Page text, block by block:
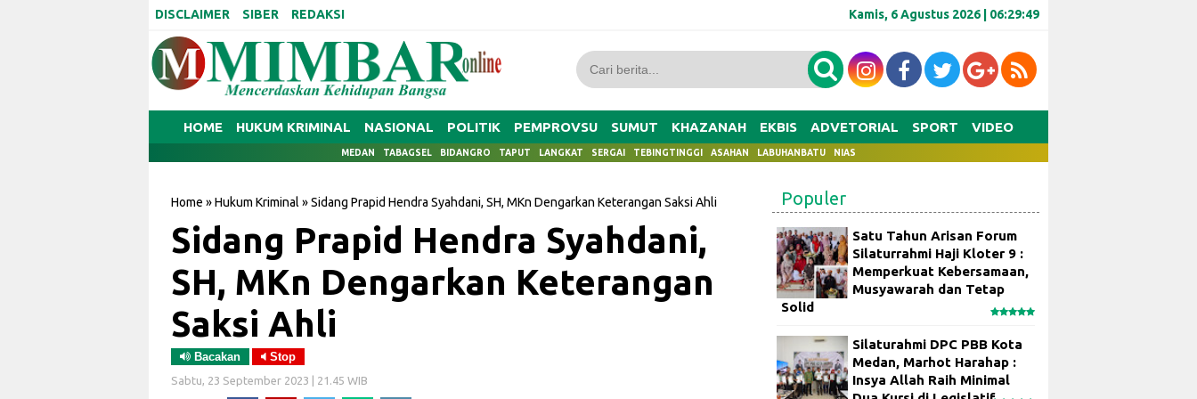
DISCLAIMER SIBER REDAKSI Kamis, 6 Agustus 2026 | 06:29:50
HOME HUKUM KRIMINAL NASIONAL POLITIK PEMPROVSU SUMUT KHAZANAH EKBIS ADVETORIAL SPORT VIDEO
MEDAN TABAGSEL BIDANGRO TAPUT LANGKAT SERGAI TEBINGTINGGI ASAHAN LABUHANBATU NIAS
Home »Hukum Kriminal »Sidang Prapid Hendra Syahdani, SH, MKn Dengarkan Keterangan Saksi Ahli
Sidang Prapid Hendra Syahdani,
SH, MKn Dengarkan Keterangan
Saksi Ahli
Bacakan Stop
Sabtu, 23 September 2023 | 21.45 WIB
Populer
Satu Tahun Arisan Forum
Silaturrahmi Haji Kloter 9 :
Memperkuat Kebersamaan,
Musyawarah dan Tetap
Solid
Silaturahmi DPC PBB Kota
Medan, Marhot Harahap :
Insya Allah Raih Minimal